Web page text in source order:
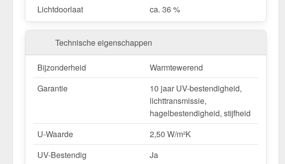
Lichtdoorlaat
ca. 36 %
Technische eigenschappen
Bijzonderheid
Warmtewerend
Garantie
10 jaar UV-bestendigheid,
lichttransmissie,
hagelbestendigheid, stijfheid
U-Waarde
2,50 W/m²K
UV-Bestendig
Ja